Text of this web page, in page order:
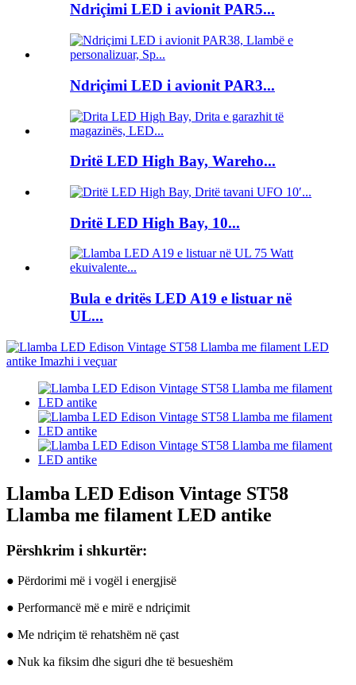
Ndriçimi LED i avionit PAR5...
Ndriçimi LED i avionit PAR3...
Dritë LED High Bay, Wareho...
Dritë LED High Bay, 10...
Bula e dritës LED A19 e listuar në
UL...
Llamba LED Edison Vintage ST58
Llamba me filament LED antike
Përshkrim i shkurtër:
● Përdorimi më i vogël i energjisë
● Performancë më e mirë e ndriçimit
● Me ndriçim të rehatshëm në çast
● Nuk ka fiksim dhe siguri dhe të besueshëm